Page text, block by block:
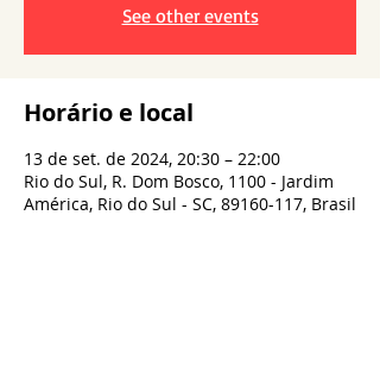
See other events
Horário e local
13 de set. de 2024, 20:30 – 22:00
Rio do Sul, R. Dom Bosco, 1100 - Jardim
América, Rio do Sul - SC, 89160-117, Brasil